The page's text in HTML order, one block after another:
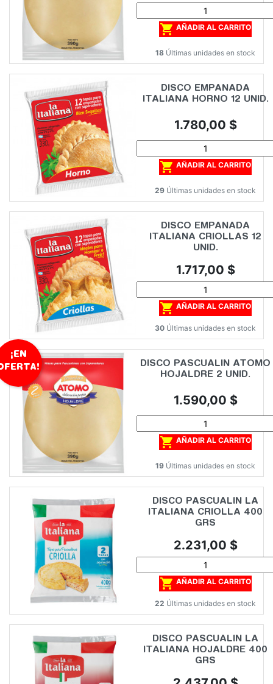
 AÑADIR AL CARRITO
18 Últimas unidades en stock
DISCO EMPANADA
ITALIANA HORNO 12 UNID.
Precio
1.780,00 $
 AÑADIR AL CARRITO
29 Últimas unidades en stock
DISCO EMPANADA
ITALIANA CRIOLLAS 12
UNID.
Precio
1.717,00 $
 AÑADIR AL CARRITO
30 Últimas unidades en stock
DISCO PASCUALIN ATOMO
HOJALDRE 2 UNID.
Precio
1.590,00 $
 AÑADIR AL CARRITO
19 Últimas unidades en stock
¡EN
DISCO PASCUALIN LA
ITALIANA CRIOLLA 400
GRS
Precio
2.231,00 $
 AÑADIR AL CARRITO
22 Últimas unidades en stock
DISCO PASCUALIN LA
ITALIANA HOJALDRE 400
GRS
Precio